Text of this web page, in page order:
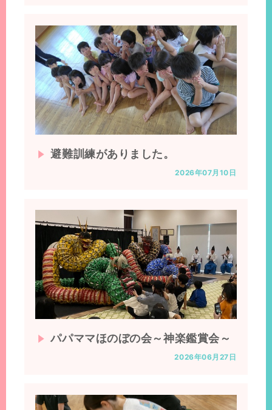
避難訓練がありました。
2026年07月10日
パパママほのぼの会～神楽鑑賞会～
2026年06月27日